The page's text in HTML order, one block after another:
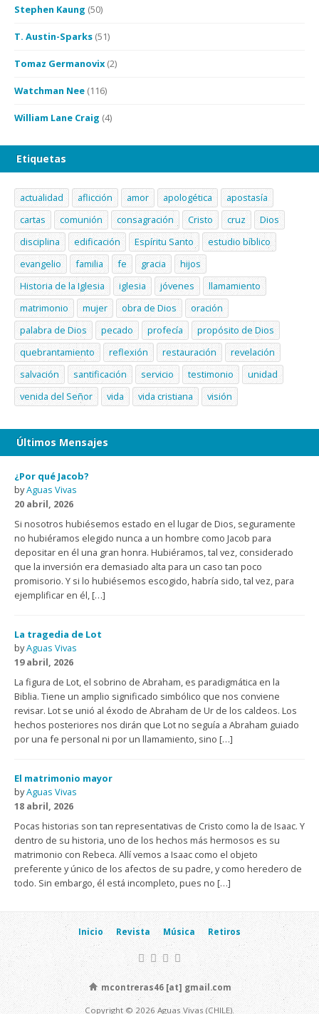
Stephen Kaung (50)
T. Austin-Sparks (51)
Tomaz Germanovix (2)
Watchman Nee (116)
William Lane Craig (4)
Etiquetas
actualidad aflicción amor apologética
apostasía
cartas
comunión consagración Cristo cruz
Dios
disciplina
edificación Espíritu Santo
estudio bíblico
evangelio
familia fe gracia
hijos
Historia de la Iglesia
iglesia jóvenes
llamamiento
matrimonio
mujer obra de Dios
oración
palabra de Dios
pecado profecía
propósito de Dios
quebrantamiento
reflexión restauración
revelación
salvación
santificación servicio testimonio
unidad
venida del Señor
vida vida cristiana visión
Últimos Mensajes
¿Por qué Jacob?
byAguas Vivas
20 abril, 2026
Si nosotros hubiésemos estado en el lugar de Dios, seguramente
no hubiéramos elegido nunca a un hombre como Jacob para
depositar en él una gran honra. Hubiéramos, tal vez, considerado
que la inversión era demasiado alta para un caso tan poco
promisorio. Y si lo hubiésemos escogido, habría sido, tal vez, para
ejemplificar en él, […]
La tragedia de Lot
byAguas Vivas
19 abril, 2026
La figura de Lot, el sobrino de Abraham, es paradigmática en la
Biblia. Tiene un amplio significado simbólico que nos conviene
revisar. Lot se unió al éxodo de Abraham de Ur de los caldeos. Los
hechos posteriores nos dirán que Lot no seguía a Abraham guiado
por una fe personal ni por un llamamiento, sino […]
El matrimonio mayor
byAguas Vivas
18 abril, 2026
Pocas historias son tan representativas de Cristo como la de Isaac. Y
dentro de su historia, uno de los hechos más hermosos es su
matrimonio con Rebeca. Allí vemos a Isaac como el objeto
preferente y único de los afectos de su padre, y como heredero de
todo. Sin embargo, él está incompleto, pues no […]
Inicio Revista Música Retiros
mcontreras46 [at] gmail.com
Copyright © 2026 Aguas Vivas (CHILE).